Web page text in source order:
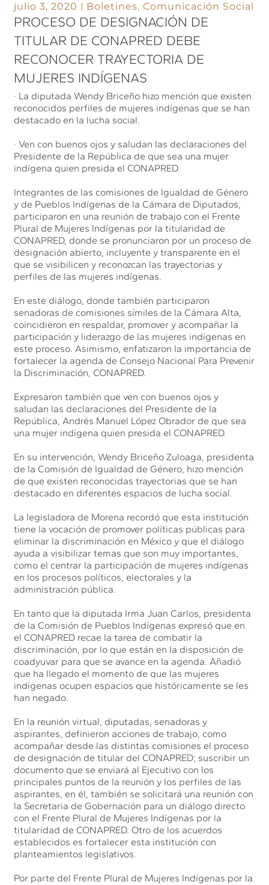
julio 3, 2020 Boletines,Comunicación Social
PROCESO DE DESIGNACIÓN DE
TITULAR DE CONAPRED DEBE
RECONOCER TRAYECTORIA DE
MUJERES INDÍGENAS
· La diputada Wendy Briceño hizo mención que existen
reconocidos perfiles de mujeres indígenas que se han
destacado en la lucha social.
· Ven con buenos ojos y saludan las declaraciones del
Presidente de la República de que sea una mujer
indígena quien presida el CONAPRED.
Integrantes de las comisiones de Igualdad de Género
y de Pueblos Indígenas de la Cámara de Diputados,
participaron en una reunión de trabajo con el Frente
Plural de Mujeres Indígenas por la titularidad de
CONAPRED, donde se pronunciaron por un proceso de
designación abierto, incluyente y transparente en el
que se visibilicen y reconozcan las trayectorias y
perfiles de las mujeres indígenas.
En este diálogo, donde también participaron
senadoras de comisiones símiles de la Cámara Alta,
coincidieron en respaldar, promover y acompañar la
participación y liderazgo de las mujeres indígenas en
este proceso. Asimismo, enfatizaron la importancia de
fortalecer la agenda de Consejo Nacional Para Prevenir
la Discriminación, CONAPRED.
Expresaron también que ven con buenos ojos y
saludan las declaraciones del Presidente de la
República, Andrés Manuel López Obrador de que sea
una mujer indígena quien presida el CONAPRED.
En su intervención, Wendy Briceño Zuloaga, presidenta
de la Comisión de Igualdad de Género, hizo mención
de que existen reconocidas trayectorias que se han
destacado en diferentes espacios de lucha social.
La legisladora de Morena recordó que esta institución
tiene la vocación de promover políticas públicas para
eliminar la discriminación en México y que el diálogo
ayuda a visibilizar temas que son muy importantes,
como el centrar la participación de mujeres indígenas
en los procesos políticos, electorales y la
administración pública.
En tanto que la diputada Irma Juan Carlos, presidenta
de la Comisión de Pueblos Indígenas expresó que en
el CONAPRED recae la tarea de combatir la
discriminación, por lo que están en la disposición de
coadyuvar para que se avance en la agenda. Añadió
que ha llegado el momento de que las mujeres
indígenas ocupen espacios que históricamente se les
han negado.
En la reunión virtual, diputadas, senadoras y
aspirantes, definieron acciones de trabajo, como
acompañar desde las distintas comisiones el proceso
de designación de titular del CONAPRED; suscribir un
documento que se enviará al Ejecutivo con los
principales puntos de la reunión y los perfiles de las
aspirantes, en él, también se solicitará una reunión con
la Secretaria de Gobernación para un diálogo directo
con el Frente Plural de Mujeres Indígenas por la
titularidad de CONAPRED. Otro de los acuerdos
establecidos es fortalecer esta institución con
planteamientos legislativos.
Por parte del Frente Plural de Mujeres Indígenas por la